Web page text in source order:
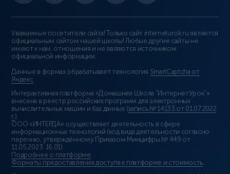
Уважаемые посетители сайта! Только сайт interneturok.ru является
официальным сайтом нашей школы! Любые другие сайты не
имеют к нам отношения и не являются источником
официальной информации.
Данные в формах обрабатывает технология SmartCaptcha от
Яндекс
Интерактивная платформа «Домашняя Школа “ИнтернетУрок”»
внесена в реестр российских программ для электронных
вычислительных машин и баз данных (запись № 14133 от 01.07.2022
г. ).
ООО «ИНТЕРДА» осуществляет деятельность в сфере
информационных технологий (код вида деятельности согласно
перечню, утверждённому Приказом Минцифры № 449 от
11.05.2023: 16.01)
Подробнее о платформе
Форматы предоставления доступа к платформе и стоимость